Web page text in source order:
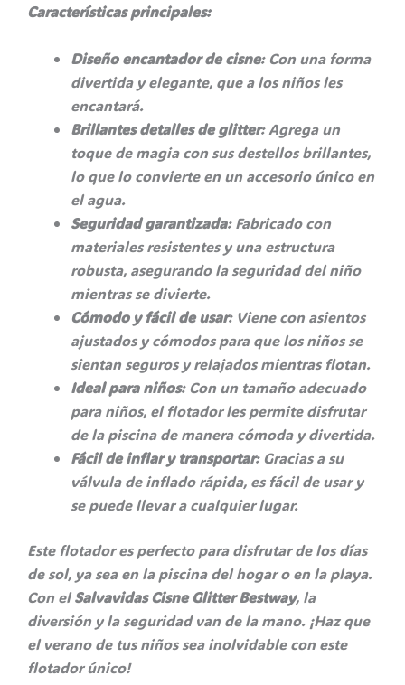
Características principales:
Diseño encantador de cisne: Con una forma
divertida y elegante, que a los niños les
encantará.
Brillantes detalles de glitter: Agrega un
toque de magia con sus destellos brillantes,
lo que lo convierte en un accesorio único en
el agua.
Seguridad garantizada: Fabricado con
materiales resistentes y una estructura
robusta, asegurando la seguridad del niño
mientras se divierte.
Cómodo y fácil de usar: Viene con asientos
ajustados y cómodos para que los niños se
sientan seguros y relajados mientras flotan.
Ideal para niños: Con un tamaño adecuado
para niños, el flotador les permite disfrutar
de la piscina de manera cómoda y divertida.
Fácil de inflar y transportar: Gracias a su
válvula de inflado rápida, es fácil de usar y
se puede llevar a cualquier lugar.
Este flotador es perfecto para disfrutar de los días
de sol, ya sea en la piscina del hogar o en la playa.
Con elSalvavidas Cisne Glitter Bestway, la
diversión y la seguridad van de la mano. ¡Haz que
el verano de tus niños sea inolvidable con este
flotador único!